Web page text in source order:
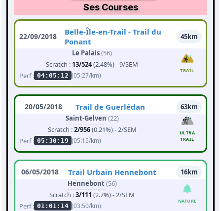
Ses Courses
22/09/2018
Belle-Île-en-Trail - Trail du
Ponant
45km
Le Palais(56)
Scratch : 13/524(2.48%) - 9/SEM
Perf : 04:05:12 (05:27/km)
TRAIL
20/05/2018 Trail de Guerlédan
63km
Saint-Gelven (22)
Scratch :2/956(0.21%) - 2/SEM
Perf : 05:30:19 (05:15/km)
ULTRA
TRAIL
06/05/2018 Trail Urbain Hennebont
16km
Hennebont(56)
Scratch :3/111 (2.7%) - 2/SEM
Perf : 01:01:14 (03:50/km)
NATURE